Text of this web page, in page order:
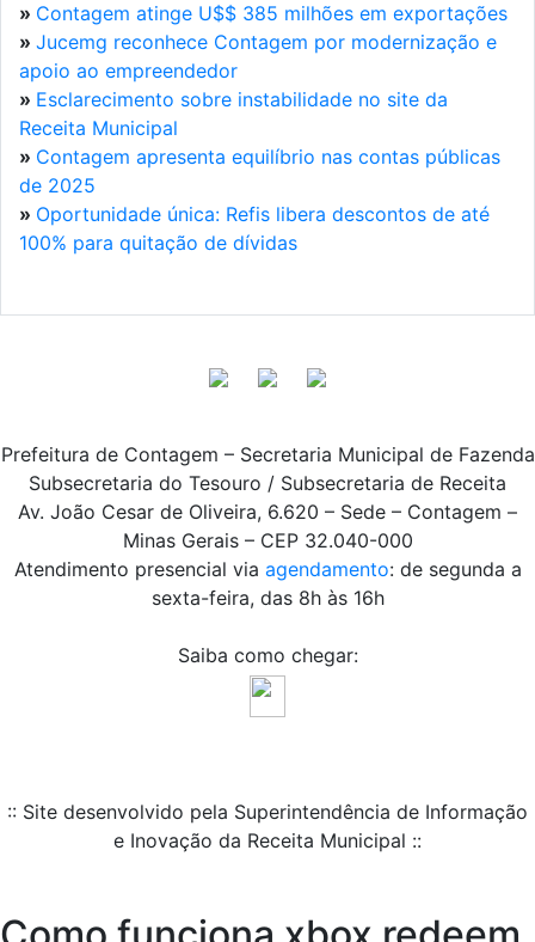
» Contagem atinge U$$ 385 milhões em exportações
» Jucemg reconhece Contagem por modernização e
apoio ao empreendedor
» Esclarecimento sobre instabilidade no site da
Receita Municipal
» Contagem apresenta equilíbrio nas contas públicas
de 2025
» Oportunidade única: Refis libera descontos de até
100% para quitação de dívidas
Prefeitura de Contagem – Secretaria Municipal de Fazenda
Subsecretaria do Tesouro / Subsecretaria de Receita
Av. João Cesar de Oliveira, 6.620 – Sede – Contagem –
Minas Gerais – CEP 32.040-000
Atendimento presencial via agendamento: de segunda a
sexta-feira, das 8h às 16h
Saiba como chegar:
:: Site desenvolvido pela Superintendência de Informação
e Inovação da Receita Municipal ::